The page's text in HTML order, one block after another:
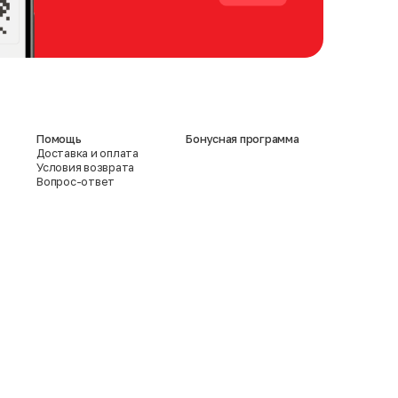
Помощь
Доставка и оплата
Условия возврата
Вопрос-ответ
Бонусная программа